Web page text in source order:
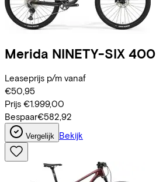
Merida NINETY-SIX 400
Leaseprijs p/m vanaf
€50,95
Prijs €1.999,00
Bespaar€582,92
Vergelijk Bekijk